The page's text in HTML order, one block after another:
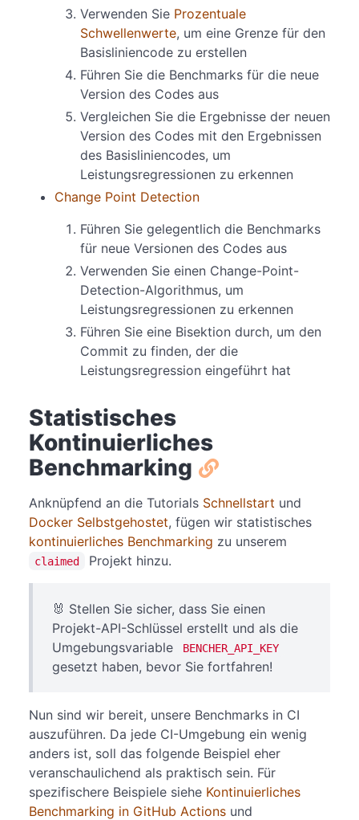
Verwenden Sie Prozentuale
Schwellenwerte, um eine Grenze für den
Basisliniencode zu erstellen
Führen Sie die Benchmarks für die neue
Version des Codes aus
Vergleichen Sie die Ergebnisse der neuen
Version des Codes mit den Ergebnissen
des Basisliniencodes, um
Leistungsregressionen zu erkennen
Change Point Detection
Führen Sie gelegentlich die Benchmarks
für neue Versionen des Codes aus
Verwenden Sie einen Change-Point-
Detection-Algorithmus, um
Leistungsregressionen zu erkennen
Führen Sie eine Bisektion durch, um den
Commit zu finden, der die
Leistungsregression eingeführt hat
Statistisches
Kontinuierliches
Benchmarking
Anknüpfend an die Tutorials Schnellstart und
Docker Selbstgehostet, fügen wir statistisches
kontinuierliches Benchmarking zu unserem
claimed Projekt hinzu.
🐰 Stellen Sie sicher, dass Sie einen
Projekt-API-Schlüssel erstellt und als die
Umgebungsvariable
BENCHER_API_KEY
gesetzt haben, bevor Sie fortfahren!
Nun sind wir bereit, unsere Benchmarks in CI
auszuführen. Da jede CI-Umgebung ein wenig
anders ist, soll das folgende Beispiel eher
veranschaulichend als praktisch sein. Für
spezifischere Beispiele siehe Kontinuierliches
Benchmarking in GitHub Actions und